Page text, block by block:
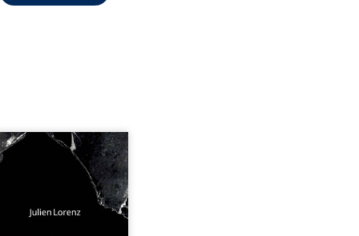
années d’écriture, de
d’émotions et de
se rencontrent dans
profondément
Entre nouvelles
poèmes